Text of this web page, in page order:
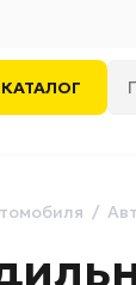
КАТАЛОГ